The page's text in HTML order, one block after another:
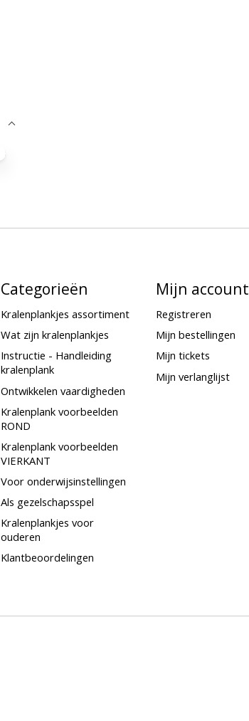
Categorieën
Kralenplankjes assortiment
Wat zijn kralenplankjes
Instructie - Handleiding
kralenplank
Ontwikkelen vaardigheden
Kralenplank voorbeelden
ROND
Kralenplank voorbeelden
VIERKANT
Voor onderwijsinstellingen
Als gezelschapsspel
Kralenplankjes voor
ouderen
Klantbeoordelingen
Mijn account
Registreren
Mijn bestellingen
Mijn tickets
Mijn verlanglijst